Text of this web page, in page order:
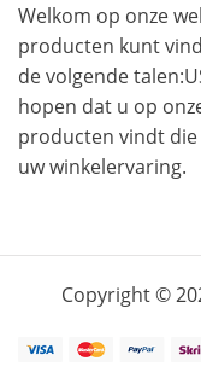
Welkom op onze
producten kunt
de volgende talen:
hopen dat u op
producten vindt
uw winkelervaring.
Copyright ©